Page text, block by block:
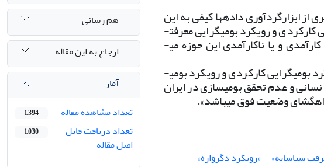
ابزارگردآوری داده­ها کیفی به این
و رویکرد بومی­گرایی معرفت­
و یا ناکارآمدی این حوزه می­
بومی­گرایی کارکردی و رویکرد بومی­
و عدم تحقق بومی­سازی در ایران
وضعیت فوق می­باشد».
شناسانه»
«رویکرد دگرواره»
هم رسانی
ارجاع به این مقاله
آمار
تعداد مشاهده مقاله
1,394
تعداد دریافت فایل
اصل مقاله
1,030